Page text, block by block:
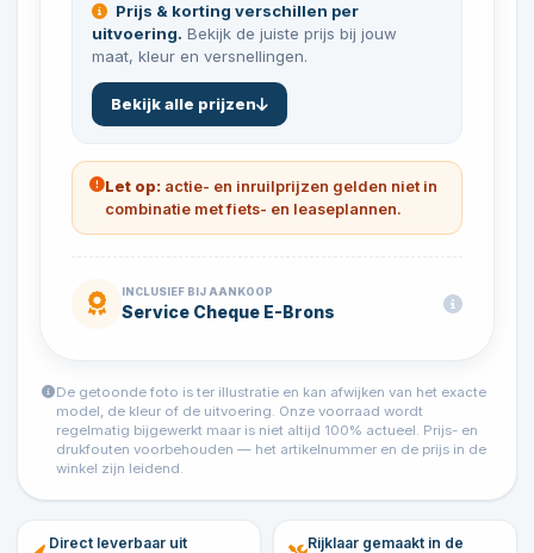
Prijs & korting verschillen per
uitvoering. Bekijk de juiste prijs bij jouw
maat, kleur en versnellingen.
Bekijk alle prijzen
Let op: actie- en inruilprijzen gelden niet in
combinatie met fiets- en leaseplannen.
INCLUSIEF BIJ AANKOOP
Service Cheque E-Brons
De getoonde foto is ter illustratie en kan afwijken van het exacte
model, de kleur of de uitvoering. Onze voorraad wordt
regelmatig bijgewerkt maar is niet altijd 100% actueel. Prijs- en
drukfouten voorbehouden — het artikelnummer en de prijs in de
winkel zijn leidend.
Direct leverbaar uit
Rijklaar gemaakt in de